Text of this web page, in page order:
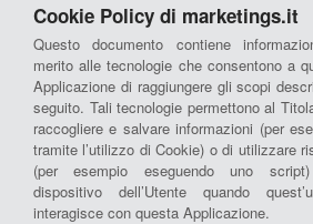
Cookie Policy di marketings.it
Questo documento contiene
merito alle tecnologie che consentono a
Applicazione di raggiungere gli scopi
seguito. Tali tecnologie permettono al
raccogliere e salvare informazioni (per
tramite l’utilizzo di Cookie) o di utilizzare
(per esempio eseguendo uno
dispositivo dell’Utente quando
interagisce con questa Applicazione.